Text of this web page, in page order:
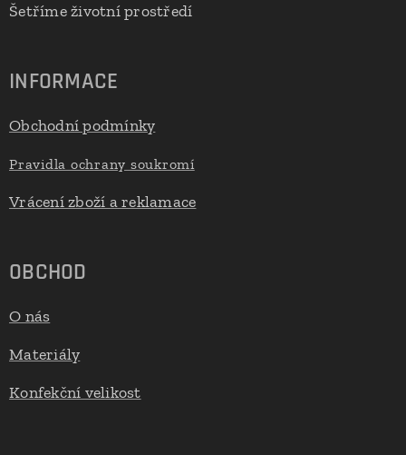
Šetříme životní prostředí
INFORMACE
Obchodní podmínky
Pravidla ochrany soukromí
Vrácení zboží a reklamace
OBCHOD
O nás
Materiály
Konfekční velikost